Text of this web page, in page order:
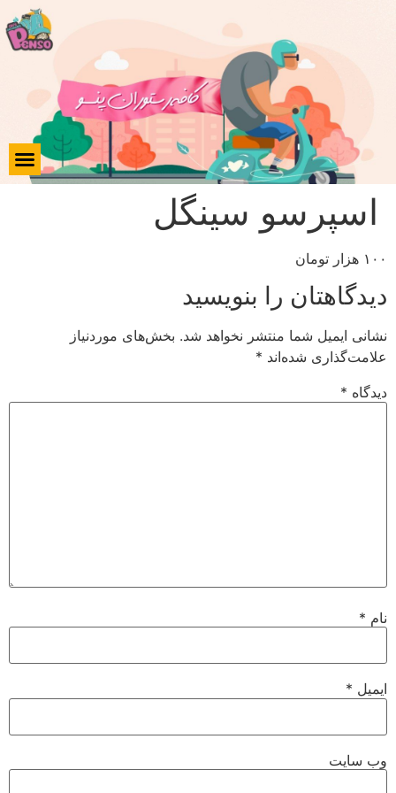
اسپرسو سینگل
۱۰۰ هزار تومان
دیدگاهتان را بنویسید
نشانی ایمیل شما منتشر نخواهد شد. بخش‌های موردنیاز
علامت‌گذاری شده‌اند *
دیدگاه *
نام *
ایمیل *
وب‌ سایت